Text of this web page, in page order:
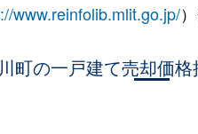
www.reinfolib.mlit.go.jp/
町の一戸建て売却価格